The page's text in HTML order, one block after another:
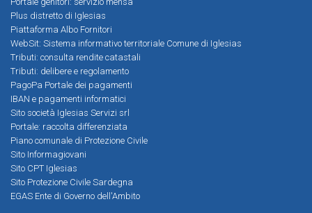
Plus distretto di Iglesias
Piattaforma Albo Fornitori
WebSit: Sistema informativo territoriale Comune di Iglesias
Tributi: consulta rendite catastali
Tributi: delibere e regolamento
PagoPa Portale dei pagamenti
IBAN e pagamenti informatici
Sito società Iglesias Servizi srl
Portale: raccolta differenziata
Piano comunale di Protezione Civile
Sito Informagiovani
Sito CPT Iglesias
Sito Protezione Civile Sardegna
EGAS Ente di Governo dell'Ambito